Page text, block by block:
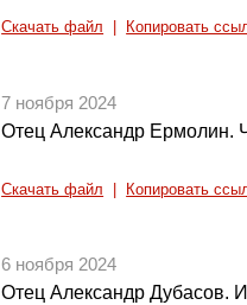
Скачать файл Копировать
7 ноября 2024
Отец Александр Ермолин.
Скачать файл Копировать
6 ноября 2024
Отец Александр Дубасов.